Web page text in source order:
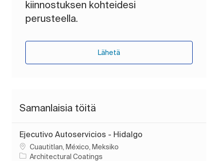
kiinnostuksen kohteidesi
perusteella.
Lähetä
Samanlaisia töitä
Ejecutivo Autoservicios - Hidalgo
PaikkaCuautitlan, México, Meksiko
Architectural Coatings